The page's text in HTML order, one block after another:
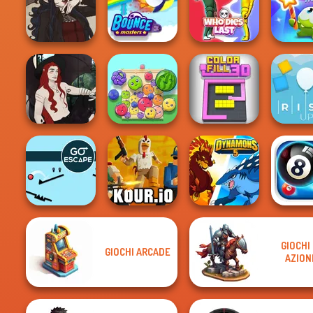
Bike Jump
Ultimate Flying
Car
Winter Clash 3D Gravity
Gothic Heroine Bouncemasters Who Dies Last
Cut The
Casual Magic
Maker 2.0
Fruit Party Color Fill 3D Rise
Go Escape Dynamons 5
GIOCHI ARCADE
GIOCHI